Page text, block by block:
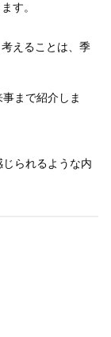
す。
えることは、季
まで紹介しま
られるような内